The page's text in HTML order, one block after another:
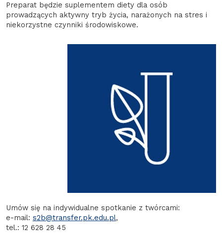
Preparat będzie suplementem diety dla osób
prowadzących aktywny tryb życia, narażonych na stres i
niekorzystne czynniki środowiskowe.
Umów się na indywidualne spotkanie z twórcami:
e-mail: s2b@transfer.pk.edu.pl,
tel.: 12 628 28 45